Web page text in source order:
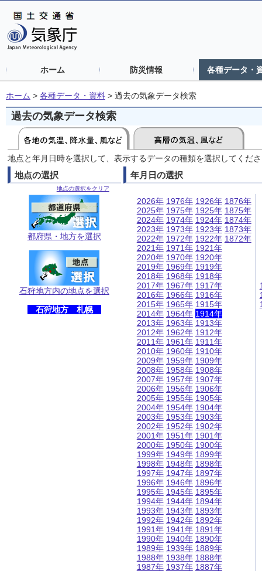
ホーム 防災情報 各種データ・
ホーム > 各種データ・資料 > 過去の気象データ検索
過去の気象データ検索
地点と年月日時を選択して、表示するデータの種類を選択してくだ
地点の選択
地点の選択をクリア
都府県・地方を選択
石狩地方内の地点を選択
石狩地方 札幌
年月日の選択
2026年
2025年
2024年
2023年
2022年
2021年
2020年
2019年
2018年
2017年
2016年
2015年
2014年
2013年
2012年
2011年
2010年
2009年
2008年
2007年
2006年
2005年
2004年
2003年
2002年
2001年
2000年
1999年
1998年
1997年
1996年
1995年
1994年
1993年
1992年
1991年
1990年
1989年
1988年
1987年
1976年
1975年
1974年
1973年
1972年
1971年
1970年
1969年
1968年
1967年
1966年
1965年
1964年
1963年
1962年
1961年
1960年
1959年
1958年
1957年
1956年
1955年
1954年
1953年
1952年
1951年
1950年
1949年
1948年
1947年
1946年
1945年
1944年
1943年
1942年
1941年
1940年
1939年
1938年
1937年
1926年
1925年
1924年
1923年
1922年
1921年
1920年
1919年
1918年
1917年
1916年
1915年
1914年
1913年
1912年
1911年
1910年
1909年
1908年
1907年
1906年
1905年
1904年
1903年
1902年
1901年
1900年
1899年
1898年
1897年
1896年
1895年
1894年
1893年
1892年
1891年
1890年
1889年
1888年
1887年
1876年
1875年
1874年
1873年
1872年